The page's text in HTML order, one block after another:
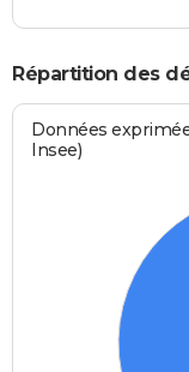
Répartition des
Données
Insee)